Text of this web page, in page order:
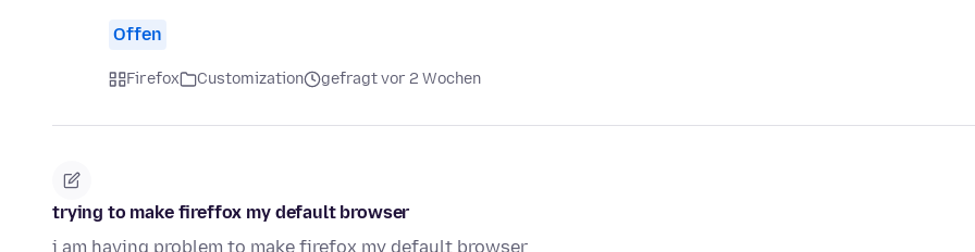
Offen
Firefox Customization gefragt vor 2 Wochen
trying to make fireffox my default browser
i am having problem to make firefox my default browser